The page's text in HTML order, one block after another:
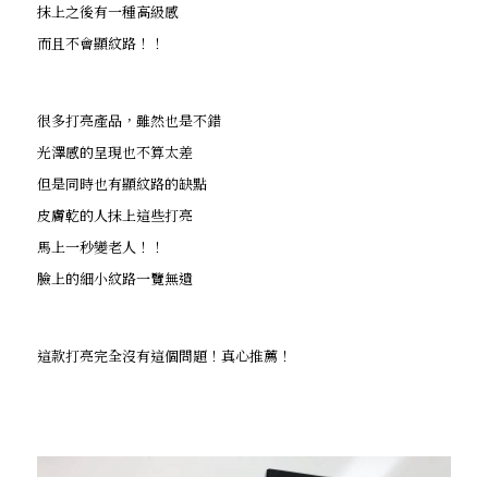
抹上之後有一種高級感
而且不會顯紋路！！
很多打亮產品，雖然也是不錯
光澤感的呈現也不算太差
但是同時也有顯紋路的缺點
皮膚乾的人抹上這些打亮
馬上一秒變老人！！
臉上的細小紋路一覽無遺
這款打亮完全沒有這個問題！真心推薦！